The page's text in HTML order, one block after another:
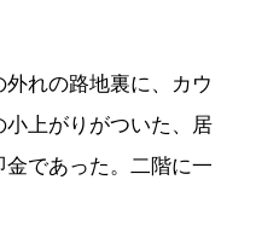
れの路地裏に、カウ
上がりがついた、居
であった。二階に一